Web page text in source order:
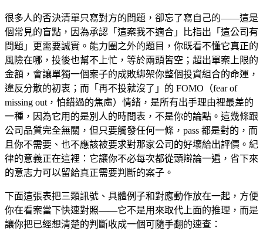
很多人的否決清單只寫對方的問題，卻忘了寫自己的——這是
個常見的盲點，因為承認「這案我不適合」比指出「這公司有
問題」更需要誠實。能力圈之外的題目，你既看不懂它真正的
風險在哪，投後也幫不上忙，等於兩頭皆空；超出單案上限的
金額，會讓單獨一個案子的成敗綁架你整個投資組合的命運，
違反分散的初衷；而「再不投就沒了」的 FOMO（fear of
missing out，怕錯過的焦慮）情緒，是所有出手理由裡最差的
一種，因為它用的是別人的時間表，不是你的論點。這幾條跟
公司品質完全無關，但只要觸發任何一條，pass 都是對的，而
且你不需要、也不應該被要求對那家公司的好壞給出評價。紀
律的意義正在這裡：它讓你不必每次都從頭辯論一遍，省下來
的意志力可以留給真正需要判斷的案子。
下面這張表把三類訊號、具體例子和對應動作放在一起，方便
你在看案當下快速對照——它不是用來取代上面的推理，而是
讓你把已經想清楚的判斷收成一個可隨手翻的速查：